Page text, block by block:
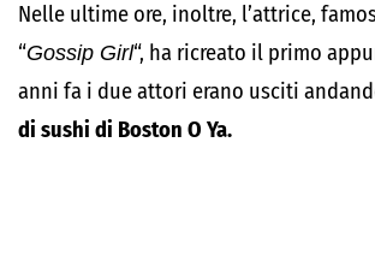
Nelle ultime ore, inoltre, l’attrice,
“Gossip Girl“, ha ricreato il primo
anni fa i due attori erano usciti
di sushi di Boston O Ya.